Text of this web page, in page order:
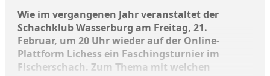
Wie im vergangenen Jahr veranstaltet der
Schachklub Wasserburg am Freitag, 21.
Februar, um 20 Uhr wieder auf der Online-
Plattform Lichess ein Faschingsturnier im
Fischerschach. Zum Thema mit welchen